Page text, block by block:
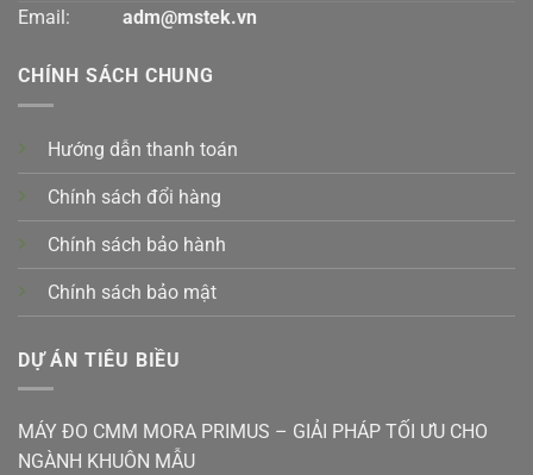
Email:
adm@mstek.vn
CHÍNH SÁCH CHUNG
Hướng dẫn thanh toán
Chính sách đổi hàng
Chính sách bảo hành
Chính sách bảo mật
DỰ ÁN TIÊU BIỀU
MÁY ĐO CMM MORA PRIMUS – GIẢI PHÁP TỐI ƯU CHO
NGÀNH KHUÔN MẪU